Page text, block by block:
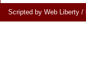
Scripted by Web Liberty /